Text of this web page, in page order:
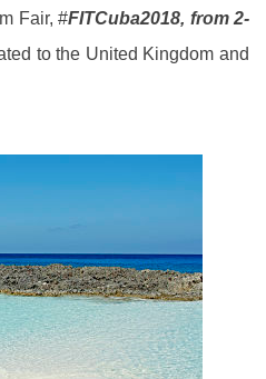
Fair, #FITCuba2018, from 2-
to the United Kingdom and